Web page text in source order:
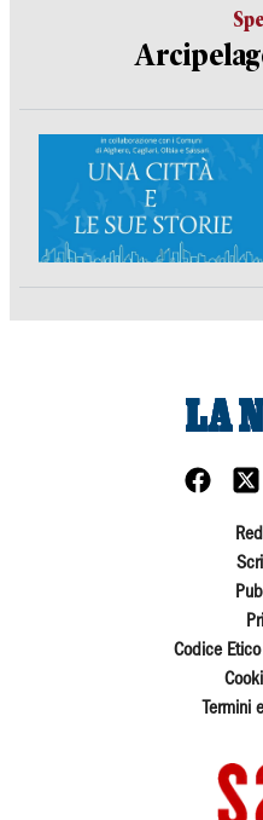
Codice
Termini